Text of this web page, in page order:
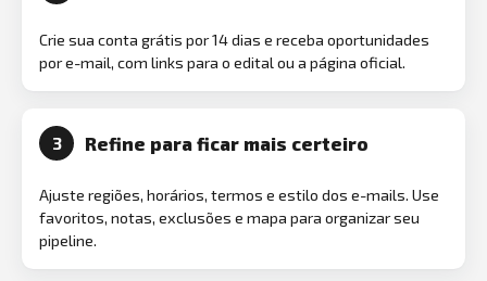
Crie sua conta grátis por 14 dias e receba oportunidades
por e-mail, com links para o edital ou a página oficial.
3 Refine para ficar mais certeiro
Ajuste regiões, horários, termos e estilo dos e-mails. Use
favoritos, notas, exclusões e mapa para organizar seu
pipeline.